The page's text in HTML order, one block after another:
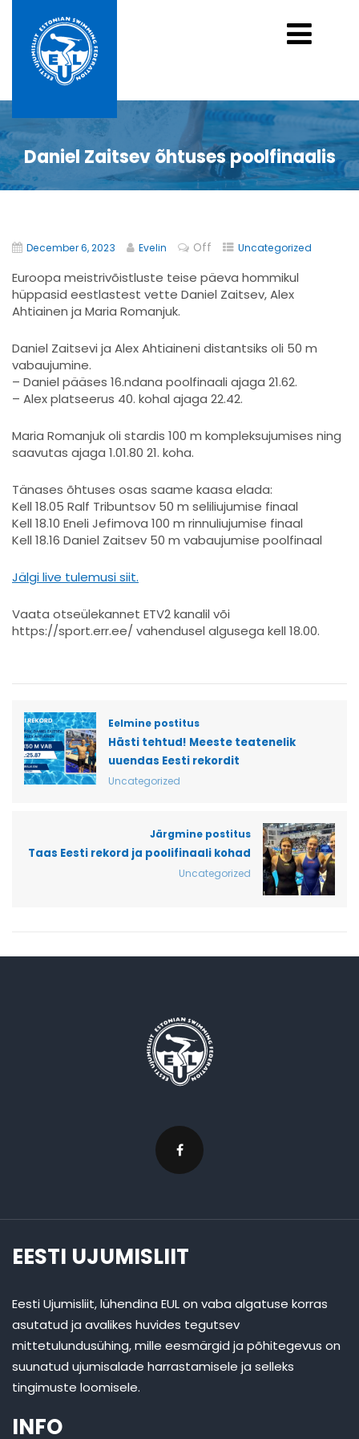
Daniel Zaitsev õhtuses poolfinaalis
December 6, 2023 Evelin Off Uncategorized
Euroopa meistrivõistluste teise päeva hommikul
hüppasid eestlastest vette Daniel Zaitsev, Alex
Ahtiainen ja Maria Romanjuk.
Daniel Zaitsevi ja Alex Ahtiaineni distantsiks oli 50 m
vabaujumine.
– Daniel pääses 16.ndana poolfinaali ajaga 21.62.
– Alex platseerus 40. kohal ajaga 22.42.
Maria Romanjuk oli stardis 100 m kompleksujumises ning
saavutas ajaga 1.01.80 21. koha.
Tänases õhtuses osas saame kaasa elada:
Kell 18.05 Ralf Tribuntsov 50 m seliliujumise finaal
Kell 18.10 Eneli Jefimova 100 m rinnuliujumise finaal
Kell 18.16 Daniel Zaitsev 50 m vabaujumise poolfinaal
Jälgi live tulemusi siit.
Vaata otseülekannet ETV2 kanalil või
https://sport.err.ee/ vahendusel algusega kell 18.00.
Eelmine postitus
Hästi tehtud! Meeste teatenelik
uuendas Eesti rekordit
Uncategorized
Järgmine postitus
Taas Eesti rekord ja poolifinaali kohad
Uncategorized
EESTI UJUMISLIIT
Eesti Ujumisliit, lühendina EUL on vaba algatuse korras
asutatud ja avalikes huvides tegutsev
mittetulundusühing, mille eesmärgid ja põhitegevus on
suunatud ujumisalade harrastamisele ja selleks
tingimuste loomisele.
INFO